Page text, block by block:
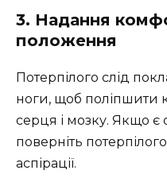
3. Надання
положення
Потерпілого слід
ноги, щоб поліпшити
серця і мозку. Якщо є
поверніть
аспірації.